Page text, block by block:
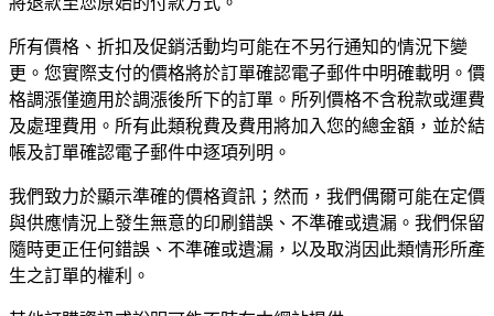
所有價格、折扣及促銷活動均可能在不另行通知的情況下變
更。您實際支付的價格將於訂單確認電子郵件中明確載明。價
格調漲僅適用於調漲後所下的訂單。所列價格不含稅款或運費
及處理費用。所有此類稅費及費用將加入您的總金額，並於結
帳及訂單確認電子郵件中逐項列明。
我們致力於顯示準確的價格資訊；然而，我們偶爾可能在定價
與供應情況上發生無意的印刷錯誤、不準確或遺漏。我們保留
隨時更正任何錯誤、不準確或遺漏，以及取消因此類情形所產
生之訂單的權利。